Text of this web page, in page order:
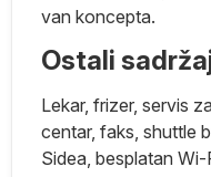
van koncepta.
Ostali
Lekar, frizer, servis
centar, faks, shuttle
Sidea, besplatan